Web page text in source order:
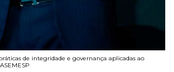
de integridade e governança aplicadas ao